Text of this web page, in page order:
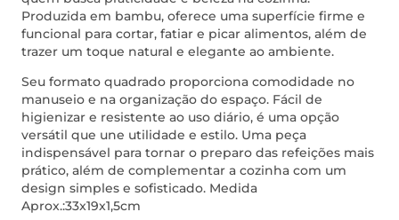
Produzida em bambu, oferece uma superfície firme e
funcional para cortar, fatiar e picar alimentos, além de
trazer um toque natural e elegante ao ambiente.
Seu formato quadrado proporciona comodidade no
manuseio e na organização do espaço. Fácil de
higienizar e resistente ao uso diário, é uma opção
versátil que une utilidade e estilo. Uma peça
indispensável para tornar o preparo das refeições mais
prático, além de complementar a cozinha com um
design simples e sofisticado. Medida
Aprox.:33x19x1,5cm